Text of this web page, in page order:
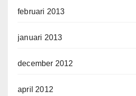
februari 2013
januari 2013
december 2012
april 2012